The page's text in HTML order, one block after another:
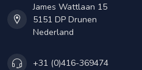
James Wattlaan 15
5151 DP Drunen
Nederland
+31 (0)416-369474